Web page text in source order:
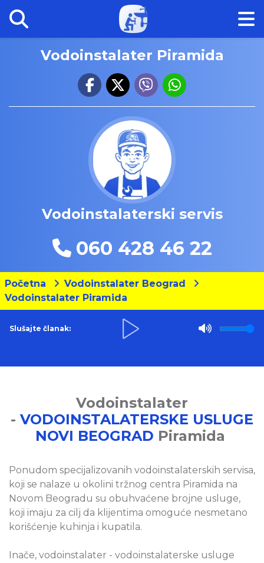
Vodoinstalater Piramida
Vodoinstalaterski servis
060 428 46 22
Početna
Vodoinstalater Beograd
Vodoinstalater Piramida
Slušajte članak:
Vodoinstalater
- VODOINSTALATERSKE USLUGE
NOVI BEOGRAD Piramida
Ponudom specijalizovanih vodoinstalaterskih servisa,
koji se nalaze u okolini tržnog centra Piramida na
Novom Beogradu su obuhvaćene brojne usluge,
koji imaju za cilj da klijentima omoguće nesmetano
korišćenje kuhinja i kupatila.
Inače, vodoinstalater - vodoinstalaterske usluge